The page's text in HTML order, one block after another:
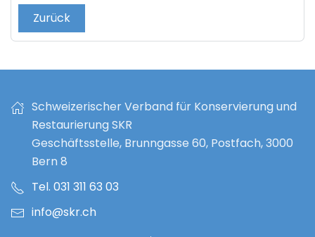
Zurück
Schweizerischer Verband für Konservierung und
Restaurierung SKR
Geschäftsstelle, Brunngasse 60, Postfach, 3000
Bern 8
Tel. 031 311 63 03
info@skr.ch